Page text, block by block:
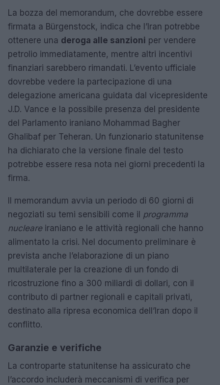
La bozza del memorandum, che dovrebbe essere
firmata a Bürgenstock, indica che l’Iran potrebbe
ottenere una deroga alle sanzioni per vendere
petrolio immediatamente, mentre altri incentivi
finanziari sarebbero rimandati. L’evento ufficiale
dovrebbe vedere la partecipazione di una
delegazione americana guidata dal vicepresidente
J.D. Vance e la possibile presenza del presidente
del Parlamento iraniano Mohammad Bagher
Ghalibaf per Teheran. Un funzionario statunitense
ha dichiarato che la versione finale del testo
potrebbe essere resa nota nei giorni precedenti la
firma.
Il memorandum avvia un periodo di 60 giorni di
negoziati su temi sensibili come il programma
nucleareiraniano e le attività regionali che hanno
alimentato la crisi. Nel documento preliminare è
prevista anche l’elaborazione di un piano
multilaterale per la creazione di un fondo di
ricostruzione fino a 300 miliardi di dollari, con il
contributo di partner regionali e capitali privati,
destinato alla ripresa economica dell’Iran dopo il
conflitto.
Garanzie e verifiche
La controparte statunitense ha assicurato che
l’accordo includerà meccanismi di verifica per